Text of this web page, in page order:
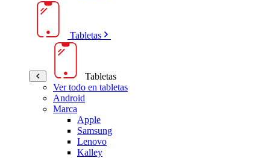
Tabletas
Tabletas
Ver todo en tabletas
Android
Marca
Apple
Samsung
Lenovo
Kalley